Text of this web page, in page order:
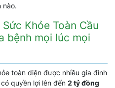
nào.
Khỏe Toàn Cầu
bệnh mọi lúc mọi
toàn diện được nhiều gia đình
quyền lợi lên đến 2 tỷ đồng